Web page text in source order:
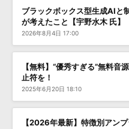
ブラックボックス型生成AIと
が考えたこと【宇野水木 氏】
2026年8月4日 17:00
【無料】“優秀すぎる”無料
止符を！
2025年6月20日 18:10
【2026年最新】特徴別アン